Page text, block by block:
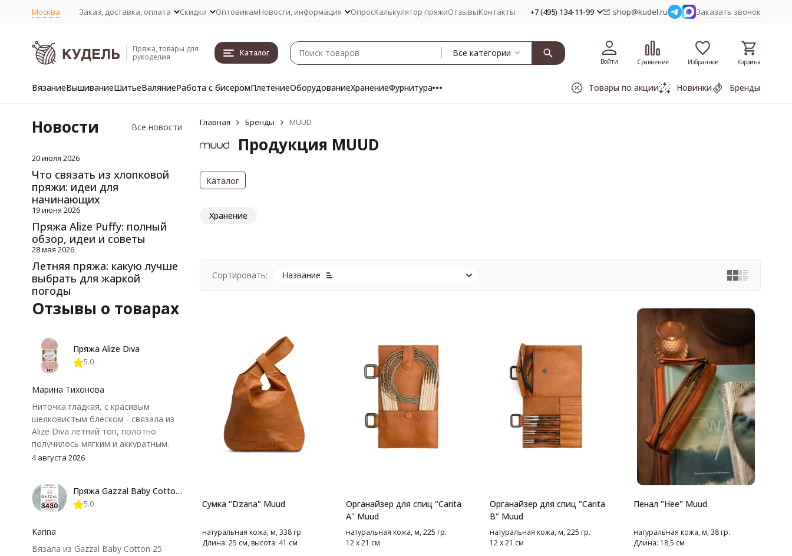
Москва Заказ, доставка, оплата Скидки ОптовикамНовости, информация ОпросКалькулятор пряжиОтзывыКонтакты +7 (495) 134-11-99 shop@kudel.ru Заказать звонок
Пряжа, товары для
рукоделия
Каталог Все категории
Войти Сравнение Избранное Корзина
ВязаниеВышиваниеШитьеВаляниеРабота с бисеромПлетениеОборудованиеХранениеФурнитура Товары по акции Новинки Бренды
Главная Бренды MUUD
Продукция MUUD
Каталог
Хранение
Сортировать: Название
Сумка "Dzana" Muud
натуральная кожа, м, 338 гр.
Длина: 25 см, высота: 41 см
Органайзер для спиц "Carita
A" Muud
натуральная кожа, м, 225 гр.
12 х 21 см
Органайзер для спиц "Carita
B" Muud
натуральная кожа, м, 225 гр.
12 х 21 см
Пенал "Hee" Muud
натуральная кожа, м, 38 гр.
Длина: 18,5 см
Новости Все новости
20 июля 2026
Что связать из хлопковой
пряжи: идеи для
начинающих
19 июня 2026
Пряжа Alize Puffy: полный
обзор, идеи и советы
28 мая 2026
Летняя пряжа: какую лучше
выбрать для жаркой
погоды
Отзывы о товарах
Пряжа Alize Diva
5.0
Марина Тихонова
Ниточка гладкая, с красивым
шелковистым блеском - связала из
Alize Diva летний топ, полотно
получилось мягким и аккуратным.
Петли хорошо видны, вяжется
нюанс - пряжа немного скользит и
иногда расслаивается, пришлось
крючок поудобнее.
4 августа 2026
Пряжа Gazzal Baby Cotton 25
5.0
Karina
Вязала из Gazzal Baby Cotton 25